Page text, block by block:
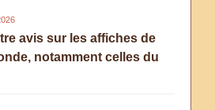
avis sur les affiches de
notamment celles du